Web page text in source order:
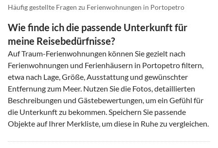
Häufig gestellte Fragen zu Ferienwohnungen in Portopetro
Wie finde ich die passende Unterkunft für
meine Reisebedürfnisse?
Auf Traum-Ferienwohnungen können Sie gezielt nach
Ferienwohnungen und Ferienhäusern in Portopetro filtern,
etwa nach Lage, Größe, Ausstattung und gewünschter
Entfernung zum Meer. Nutzen Sie die Fotos, detaillierten
Beschreibungen und Gästebewertungen, um ein Gefühl für
die Unterkunft zu bekommen. Speichern Sie passende
Objekte auf Ihrer Merkliste, um diese in Ruhe zu vergleichen.